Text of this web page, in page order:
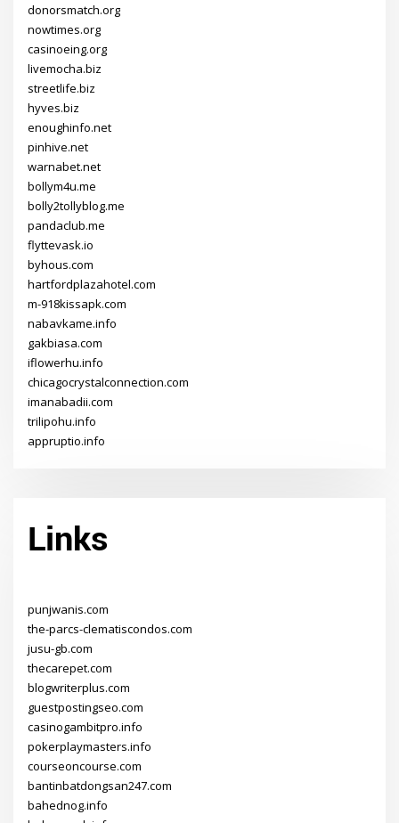
donorsmatch.org
nowtimes.org
casinoeing.org
livemocha.biz
streetlife.biz
hyves.biz
enoughinfo.net
pinhive.net
warnabet.net
bollym4u.me
bolly2tollyblog.me
pandaclub.me
flyttevask.io
byhous.com
hartfordplazahotel.com
m-918kissapk.com
nabavkame.info
gakbiasa.com
iflowerhu.info
chicagocrystalconnection.com
imanabadii.com
trilipohu.info
appruptio.info
Links
punjwanis.com
the-parcs-clematiscondos.com
jusu-gb.com
thecarepet.com
blogwriterplus.com
guestpostingseo.com
casinogambitpro.info
pokerplaymasters.info
courseoncourse.com
bantinbatdongsan247.com
bahednog.info